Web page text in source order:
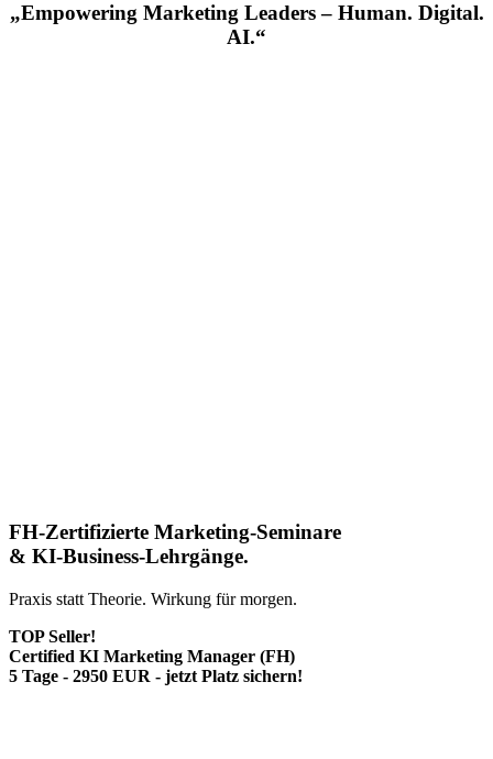
„Empowering Marketing Leaders – Human. Digital.
AI.“
FH-Zertifizierte Marketing-Seminare
& KI-Business-Lehrgänge.
Praxis statt Theorie. Wirkung für morgen.
TOP Seller!
Certified KI Marketing Manager (FH)
5 Tage - 2950 EUR - jetzt Platz sichern!